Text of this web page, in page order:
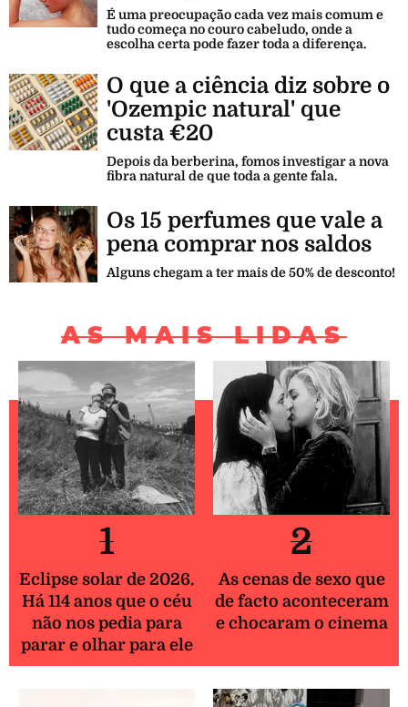
É uma preocupação cada vez mais comum e
tudo começa no couro cabeludo, onde a
escolha certa pode fazer toda a diferença.
O que a ciência diz sobre o
'Ozempic natural' que
custa €20
Depois da berberina, fomos investigar a nova
fibra natural de que toda a gente fala.
Os 15 perfumes que vale a
pena comprar nos saldos
Alguns chegam a ter mais de 50% de desconto!
AS MAIS LIDAS
1
Eclipse solar de 2026.
Há 114 anos que o céu
não nos pedia para
parar e olhar para ele
2
As cenas de sexo que
de facto aconteceram
e chocaram o cinema